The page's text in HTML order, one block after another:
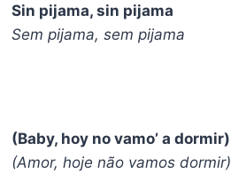
Sin pijama, sin pijama
Sem pijama, sem pijama
(Baby, hoy no vamo’ a dormir)
(Amor, hoje não vamos dormir)